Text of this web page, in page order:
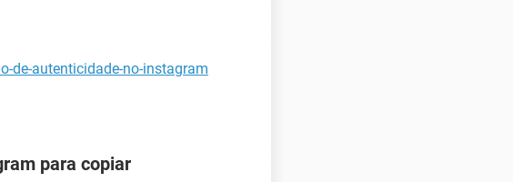
de-autenticidade-no-instagram
para copiar